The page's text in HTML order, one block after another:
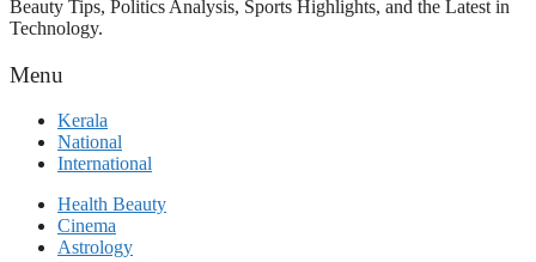
Beauty Tips, Politics Analysis, Sports Highlights, and the Latest in
Technology.
Menu
Kerala
National
International
Health Beauty
Cinema
Astrology